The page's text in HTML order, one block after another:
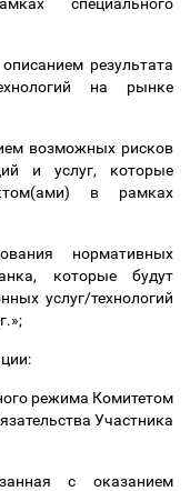
результата
на рынке
возможных рисков
и услуг, которые
в рамках
нормативных
которые будут
услуг/технологий
режима Комитетом
Участника
с оказанием